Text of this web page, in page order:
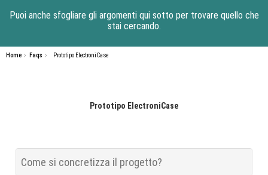
Puoi anche sfogliare gli argomenti qui sotto per trovare quello che
stai cercando.
Home Faqs Prototipo ElectroniCase
Prototipo ElectroniCase
Come si concretizza il progetto?